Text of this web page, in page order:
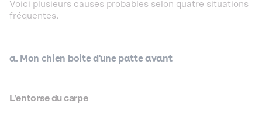
Voici plusieurs causes probables selon quatre situations
fréquentes.
a. Mon chien boite d'une patte avant
L'entorse du carpe